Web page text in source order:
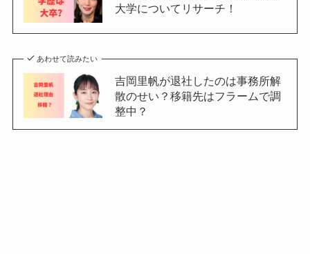
大学についてリサーチ！
あわせて読みたい
吉岡里帆が退社したのは事務所解
散のせい？移籍先はフラームで調
整中？